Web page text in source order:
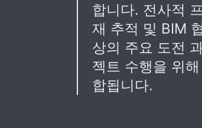
합니다. 전사적
재 추적 및 BIM
상의 주요 도전
젝트 수행을 위
합됩니다.